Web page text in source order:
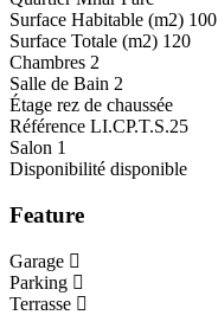
Surface Habitable (m2) 100
Surface Totale (m2) 120
Chambres 2
Salle de Bain 2
Étage rez de chaussée
Référence LI.CP.T.S.25
Salon 1
Disponibilité disponible
Feature
Garage
Parking
Terrasse